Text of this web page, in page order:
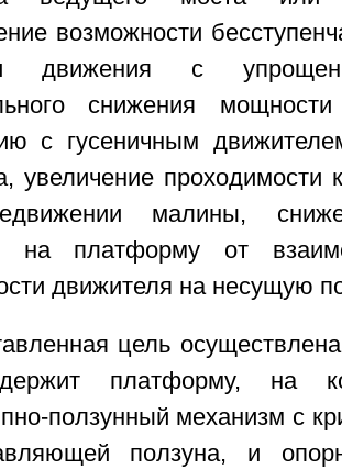
возможности
движения с
снижения
с гусеничным
увеличение проходимости
малины,
на платформу от
движителя на несущую
цель
платформу, на
ползунный механизм с
ползуна, и